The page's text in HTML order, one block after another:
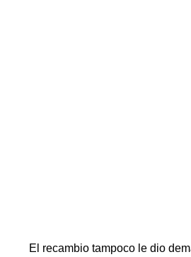
El recambio tampoco le dio